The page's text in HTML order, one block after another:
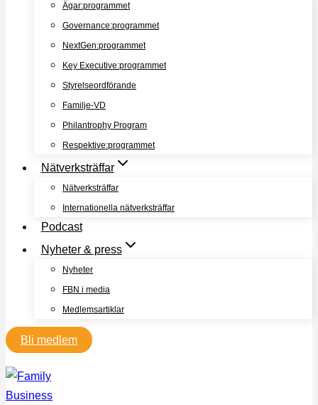
Ägar:programmet
Governance:programmet
NextGen:programmet
Key Executive:programmet
Styrelseordförande
Familje-VD
Philantrophy Program
Respektive:programmet
Nätverksträffar
Nätverksträffar
Internationella nätverksträffar
Podcast
Nyheter & press
Nyheter
FBN i media
Medlemsartiklar
Bli medlem